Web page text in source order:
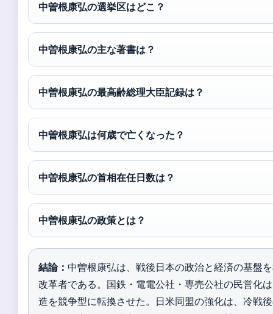
中曽根康弘の選挙区はどこ？
中曽根康弘の主な著書は？
中曽根康弘の最高齢総理大臣記録は？
中曽根康弘は何歳で亡くなった？
中曽根康弘の首相在任日数は？
中曽根康弘の政策とは？
結論： 中曽根康弘は、戦後日本の政治と経済の基盤
改革者である。国鉄・電電公社・専売公社の民営化
造を競争型に転換させた。日米同盟の強化は、冷戦